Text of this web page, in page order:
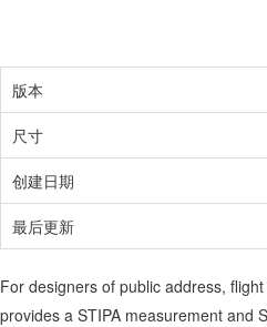
版本
尺寸
创建日期
最后更新
For designers of public address,
provides a STIPA measurement and